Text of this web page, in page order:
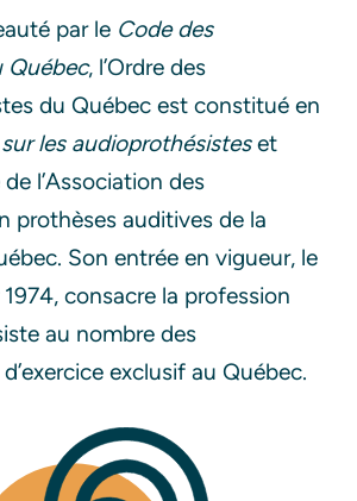
par le Code des
Québec, l’Ordre des
du Québec est constitué en
les audioprothésisteset
l’Association des
prothèses auditives de la
Son entrée en vigueur, le
consacre la profession
au nombre des
exclusif au Québec.